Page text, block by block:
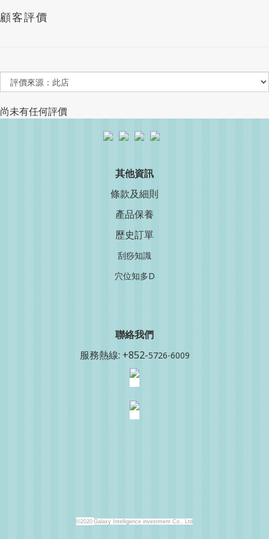
顧客評價
尚未有任何評價
其他資訊
條款及細則
產品保養
歷史訂單
刮痧知識
穴位知多D
聯絡我們
服務熱線: +852-5726-6009
©2020 Galaxy Intelligence investment Co., Ltd